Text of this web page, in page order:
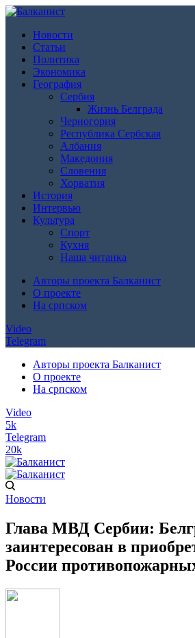
Новости
Статьи
Политика
Экономика
География
Сербия
Жизнь Белграда
Черногория
Республика Сербская
Албания
Македония
Словения
Хорватия
История
Интервью
Культура
Спорт
Кухня
Наша читанка
Авторы проекта Балканист
О проекте
На српском
Video
Telegram
Авторы проекта Балканист
О проекте
На српском
Video
5k
Telegram
20k
Новости
Глава МВД Сербии:
заинтересован в
России